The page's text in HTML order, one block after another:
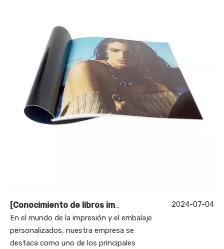
[Conocimiento de libros impresos ¿Cómo hacer un
En el mundo de la impresión y el embalaje
personalizados, nuestra empresa se
destaca como uno de los principales
2024-07-04